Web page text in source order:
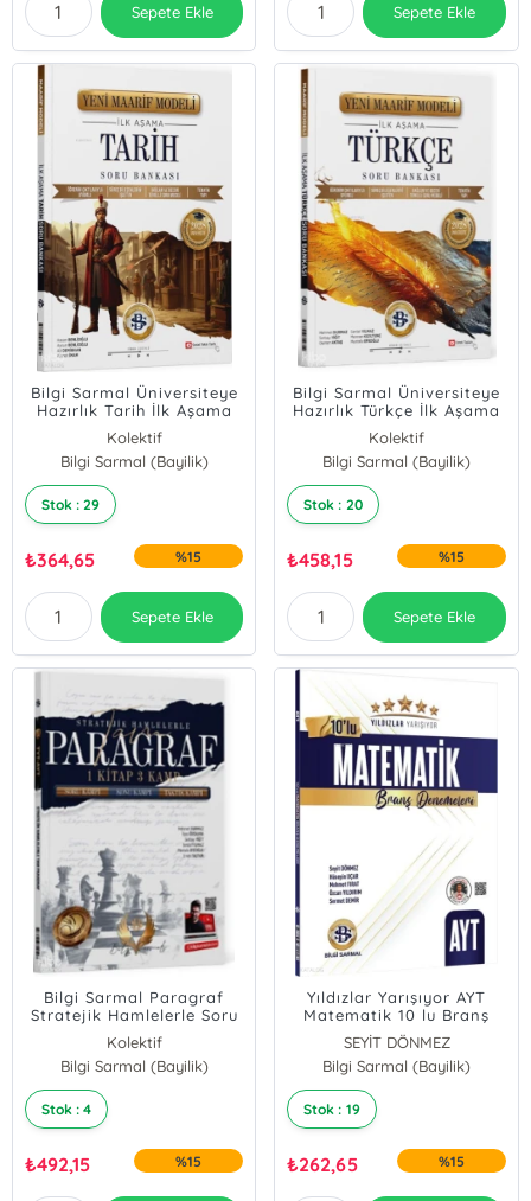
Sepete Ekle Sepete Ekle
Bilgi Sarmal Üniversiteye
Hazırlık Tarih İlk Aşama
Maarif Model Soru
Bankası
Kolektif
Bilgi Sarmal (Bayilik)
Stok : 29
₺364,65 %15
Sepete Ekle
Bilgi Sarmal Üniversiteye
Hazırlık Türkçe İlk Aşama
Maarif Model Soru
Bankası
Kolektif
Bilgi Sarmal (Bayilik)
Stok : 20
₺458,15 %15
Sepete Ekle
Bilgi Sarmal Paragraf
Stratejik Hamlelerle Soru
ve Konu Kampı
Kolektif
Bilgi Sarmal (Bayilik)
Stok : 4
₺492,15 %15
Yıldızlar Yarışıyor AYT
Matematik 10 lu Branş
Denemesi
SEYİT DÖNMEZ
Hüseyin Uçar
Bilgi Sarmal (Bayilik)
Stok : 19
₺262,65 %15